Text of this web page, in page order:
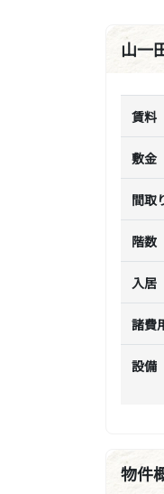
山一
賃料
敷金
間取
階数
入居
諸費
設備
物件